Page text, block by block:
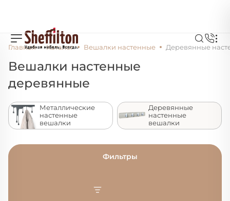
Главная Каталог Вешалки настенные Деревянные
Вешалки настенные
деревянные
Металлические
настенные
вешалки
Деревянные
настенные
вешалки
Фильтры